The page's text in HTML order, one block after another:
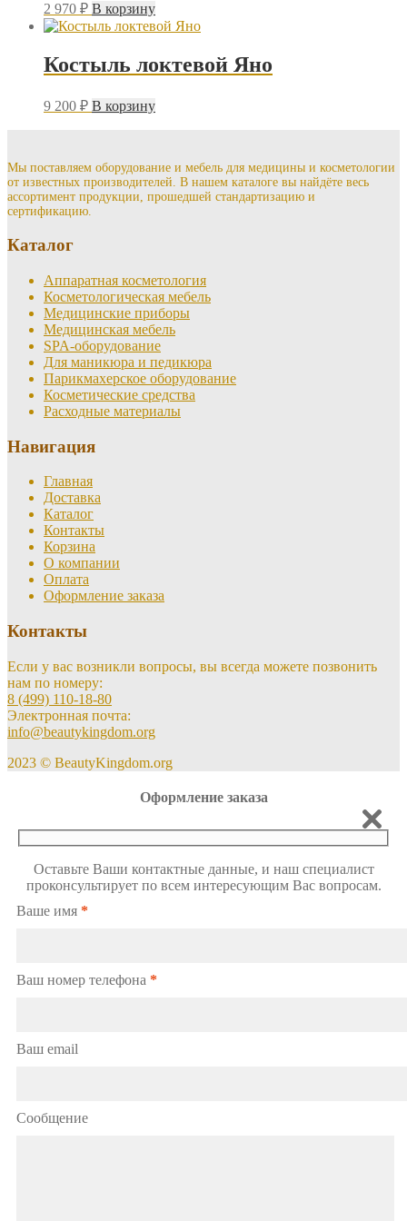
2 970 ₽ В корзину
Костыль локтевой Яно
9 200 ₽ В корзину
Мы поставляем оборудование и мебель для медицины и косметологии
от известных производителей. В нашем каталоге вы найдёте весь
ассортимент продукции, прошедшей стандартизацию и
сертификацию.
Каталог
Аппаратная косметология
Косметологическая мебель
Медицинские приборы
Медицинская мебель
SPA-оборудование
Для маникюра и педикюра
Парикмахерское оборудование
Косметические средства
Расходные материалы
Навигация
Главная
Доставка
Каталог
Контакты
Корзина
О компании
Оплата
Оформление заказа
Контакты
Если у вас возникли вопросы, вы всегда можете позвонить
нам по номеру:
8 (499) 110-18-80
Электронная почта:
info@beautykingdom.org
2023 © BeautyKingdom.org
Оформление заказа
Оставьте Ваши контактные данные, и наш специалист
проконсультирует по всем интересующим Вас вопросам.
Ваше имя *
Ваш номер телефона *
Ваш email
Сообщение